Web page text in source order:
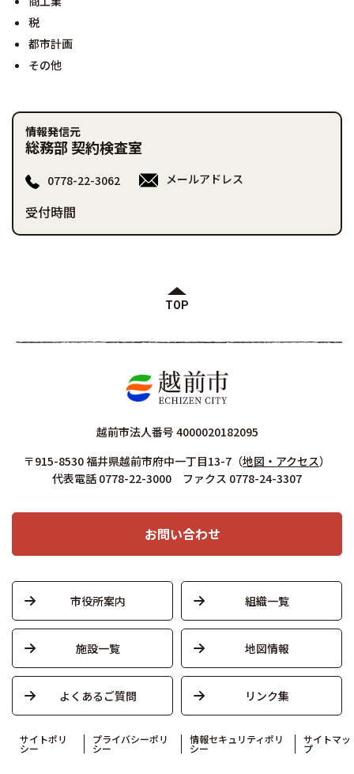
税
都市計画
その他
情報発信元
総務部 契約検査室
0778-22-3062 メールアドレス
受付時間
TOP
越前市法人番号 4000020182095
〒915-8530 福井県越前市府中一丁目13-7 （地図・アクセス）
代表電話 0778-22-3000 ファクス 0778-24-3307
お問い合わせ
市役所案内 組織一覧
施設一覧 地図情報
よくあるご質問 リンク集
サイトポリ
シー
プライバシーポリ
シー
情報セキュリティポリ
シー
サイトマッ
プ